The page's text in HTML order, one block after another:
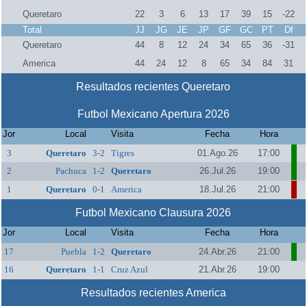
Queretaro
22 3 6 13 17 39 15
-22
Total
JJ JG JE JP GF GC PT
Df
Queretaro
44 8 12 24 34 65 36
-31
America
44 24 12 8 65 34 84 31
Resultados recientes Queretaro
Futbol Mexicano Apertura 2026
Jor Local Visita Fecha
Hora
3
Queretaro 3-2 Tigres 01.Ago.26
17:00
2
Pachuca 1-2 Queretaro 26.Jul.26
19:00
1
Queretaro 0-1 America 18.Jul.26 21:00
Futbol Mexicano Clausura 2026
Jor Local Visita Fecha
Hora
17
Puebla 1-2 Queretaro 24.Abr.26
21:00
16
Queretaro 1-1 Cruz Azul 21.Abr.26 19:00
Resultados recientes America